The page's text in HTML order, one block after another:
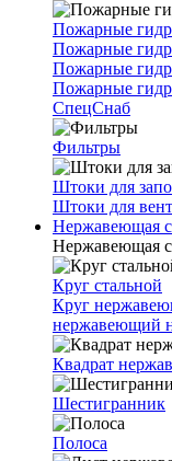
Пожарные
Пожарные
Пожарные
Пожарные
СпецСнаб
Фильтры
Штоки для
Штоки для
Нержавеющая
Нержавеющая
Круг стальной
Круг
нержавеющий
Квадрат
Шестигранник
Полоса